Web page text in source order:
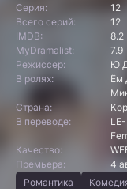
Серия:
12
Всего серий:
12
IMDB:
8.2
MyDramalist:
7.9
Режиссер:
Ю
В ролях:
Ём
Страна:
В переводе:
Качество:
Премьера:
4
Романтика